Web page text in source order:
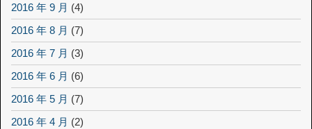
2016 年 9 月 (4)
2016 年 8 月 (7)
2016 年 7 月 (3)
2016 年 6 月 (6)
2016 年 5 月 (7)
2016 年 4 月 (2)